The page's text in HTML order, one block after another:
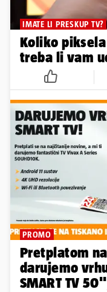
IMATE LI PRESKUP TV?
Koliko
treba li vam
PROMO
Pretplatom
darujemo
SMART TV